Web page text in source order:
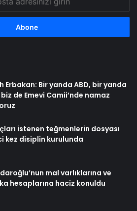
Erbakan: Bir yanda ABD, bir yanda
biz de Emevi Camii’nde namaz
istenen teğmenlerin dosyası
kez disiplin kurulunda
mal varlıklarına ve
hesaplarına haciz konuldu